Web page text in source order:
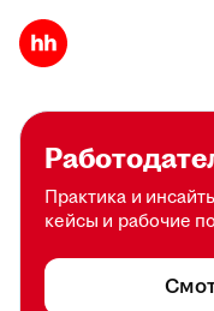
Практика и
кейсы и рабочие